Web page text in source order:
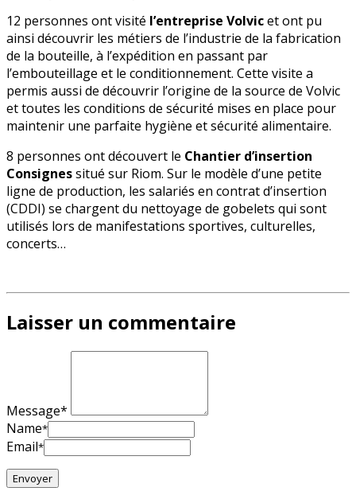
12 personnes ont visité l’entreprise Volvicet ont pu
ainsi découvrir les métiers de l’industrie de la fabrication
de la bouteille, à l’expédition en passant par
l’embouteillage et le conditionnement. Cette visite a
permis aussi de découvrir l’origine de la source de Volvic
et toutes les conditions de sécurité mises en place pour
maintenir une parfaite hygiène et sécurité alimentaire.
8 personnes ont découvert le Chantier d’insertion
Consignessitué sur Riom. Sur le modèle d’une petite
ligne de production, les salariés en contrat d’insertion
(CDDI) se chargent du nettoyage de gobelets qui sont
utilisés lors de manifestations sportives, culturelles,
concerts…
Laisser un commentaire
Message*
Name*
Email*